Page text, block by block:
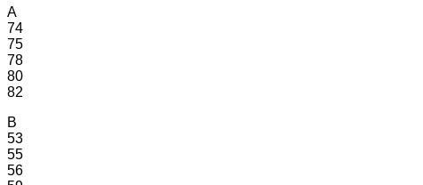
A
74
75
78
80
82
B
53
55
56